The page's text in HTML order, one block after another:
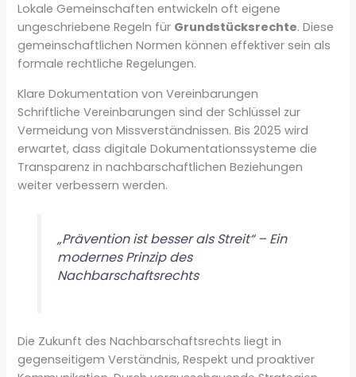
Lokale Gemeinschaften entwickeln oft eigene
ungeschriebene Regeln für Grundstücksrechte. Diese
gemeinschaftlichen Normen können effektiver sein als
formale rechtliche Regelungen.
Klare Dokumentation von Vereinbarungen
Schriftliche Vereinbarungen sind der Schlüssel zur
Vermeidung von Missverständnissen. Bis 2025 wird
erwartet, dass digitale Dokumentationssysteme die
Transparenz in nachbarschaftlichen Beziehungen
weiter verbessern werden.
„Prävention ist besser als Streit“ – Ein
modernes Prinzip des
Nachbarschaftsrechts
Die Zukunft des Nachbarschaftsrechts liegt in
gegenseitigem Verständnis, Respekt und proaktiver